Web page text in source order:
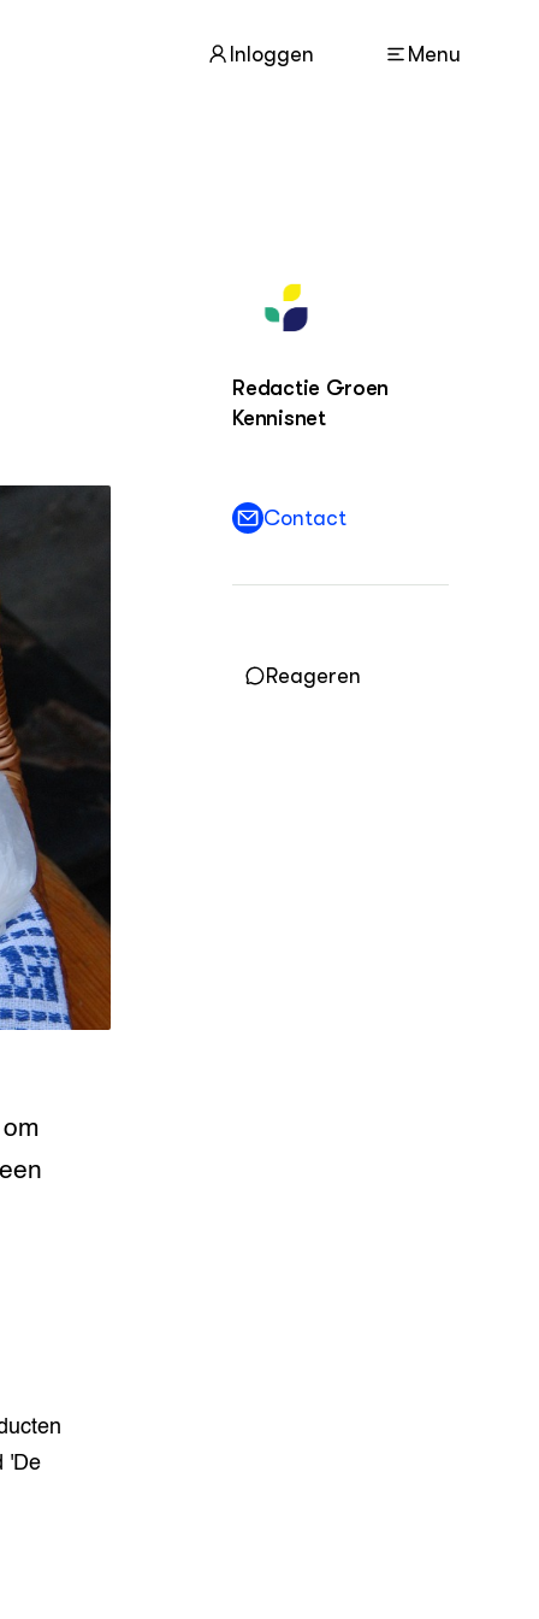
Inloggen Menu
Video's
'De
Redactie Groen
Kennisnet
Contact
Reageren